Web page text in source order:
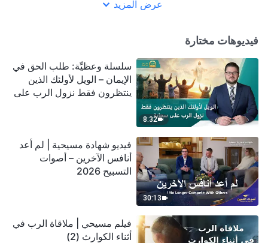
عرض المزيد
فيديوهات مختارة
8:32
سلسلة وعظيِّة: طلب الحق في
الإيمان – الويل لأولئك الذين
ينتظرون فقط نزول الرب على
30:13
فيديو شهادة مسيحية | لم أعد
أنافس الآخرين – أصوات
التسبيح 2026
فيلم مسيحي | ملاقاة الرب في
أثناء الكوارث (2)